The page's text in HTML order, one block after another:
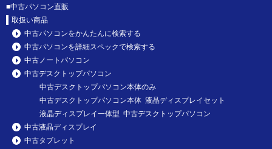
■中古パソコン直販
取扱い商品
中古パソコンをかんたんに検索する
中古パソコンを詳細スペックで検索する
中古ノートパソコン
中古デスクトップパソコン
中古デスクトップパソコン本体のみ
中古デスクトップパソコン本体 液晶ディスプレイセット
液晶ディスプレイ一体型 中古デスクトップパソコン
中古液晶ディスプレイ
中古タブレット